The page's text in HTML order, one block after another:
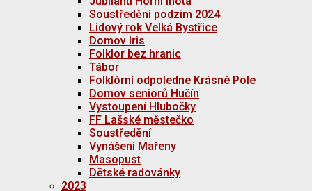
Soustředění podzim 2024
Lidový rok Velká Bystřice
Domov Iris
Folklor bez hranic
Tábor
Folklórní odpoledne Krásné Pole
Domov seniorů Hučín
Vystoupení Hlubočky
FF Lašské městečko
Soustředění
Vynášení Mařeny
Masopust
Dětské radovánky
2023